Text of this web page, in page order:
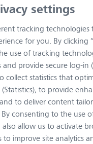
vermeerderd
15% van het nog
van 37,5 € voor
van betaling op de
zonder dat daarvoor
toegestane
van de aan
meebrengen. In
hebben om alle
voorbehoud van alle
settings
tracking technologies
for you. By clicking
use of tracking
and provide secure log-in
collect statistics that
to provide
to deliver content
consenting to the use
also allow us to activate
to improve site analytics